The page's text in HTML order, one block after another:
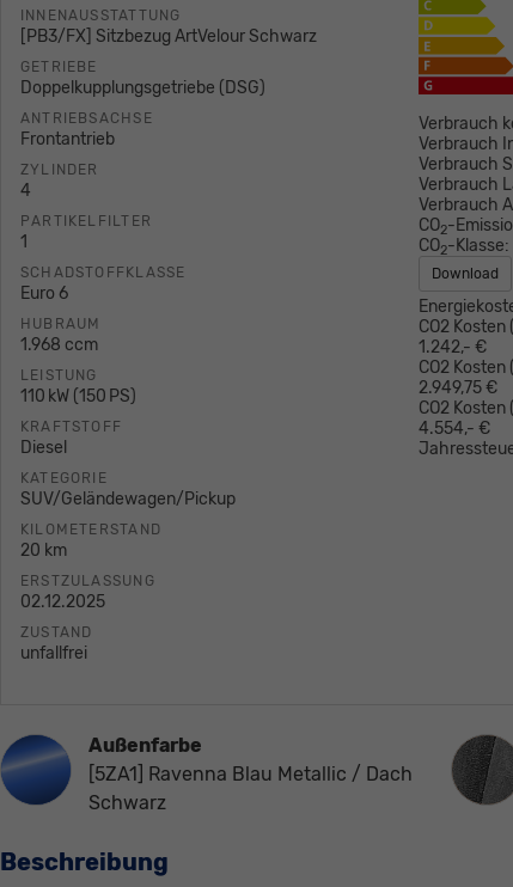
INNENAUSSTATTUNG
[PB3/FX] Sitzbezug ArtVelour Schwarz
GETRIEBE
Doppelkupplungsgetriebe (DSG)
ANTRIEBSACHSE
Frontantrieb
ZYLINDER
4
PARTIKELFILTER
1
SCHADSTOFFKLASSE
Euro 6
HUBRAUM
1.968 ccm
LEISTUNG
110 kW (150 PS)
KRAFTSTOFF
Diesel
KATEGORIE
SUV/Geländewagen/Pickup
KILOMETERSTAND
20 km
ERSTZULASSUNG
02.12.2025
ZUSTAND
unfallfrei
Verbrauch
Verbrauch
Verbrauch
Verbrauch
Verbrauch
CO2-
CO2-Klasse:
Download
CO2 Kosten
1.242,- €
CO2 Kosten
2.949,75 €
CO2 Kosten
4.554,- €
Außenfarbe
[5ZA1] Ravenna Blau Metallic / Dach
Schwarz
Beschreibung